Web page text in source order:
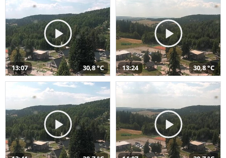
13:07 30,8 °C 13:24 30,8 °C